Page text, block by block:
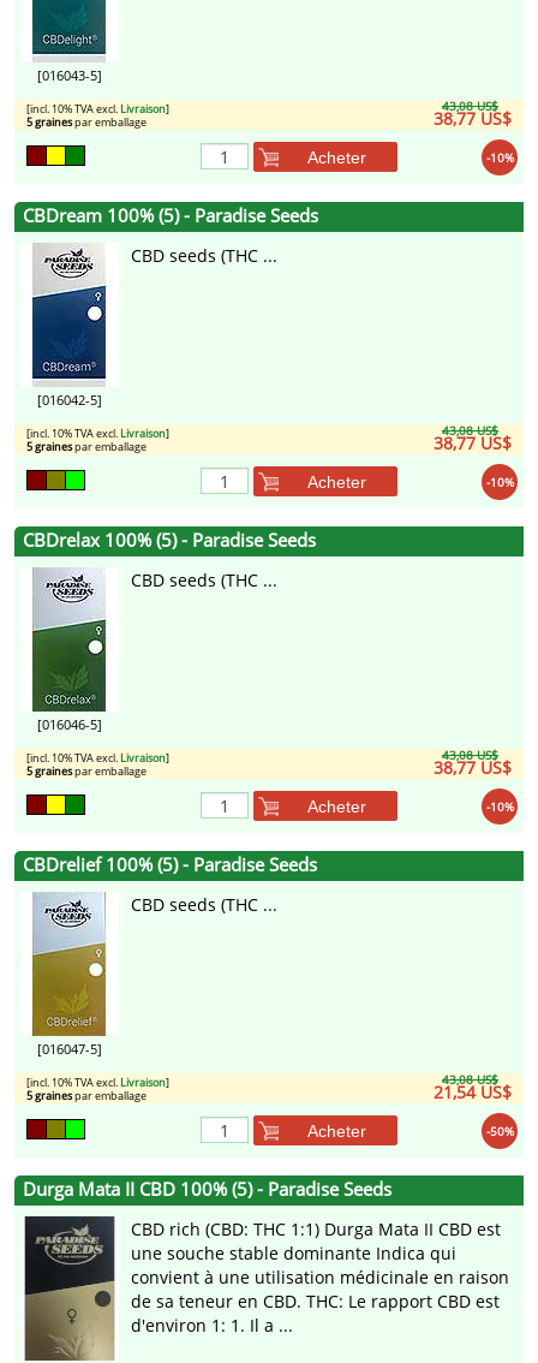
[016043-5]
43,08 US$
38,77 US$
[incl. 10% TVA excl. Livraison]
5 grainespar emballage
-10%
Acheter
CBDream 100% (5) - Paradise Seeds
[016042-5]
CBD seeds (THC ...
43,08 US$
38,77 US$
[incl. 10% TVA excl. Livraison]
5 grainespar emballage
-10%
Acheter
CBDrelax 100% (5) - Paradise Seeds
[016046-5]
CBD seeds (THC ...
43,08 US$
38,77 US$
[incl. 10% TVA excl. Livraison]
5 grainespar emballage
-10%
Acheter
CBDrelief 100% (5) - Paradise Seeds
[016047-5]
CBD seeds (THC ...
43,08 US$
21,54 US$
[incl. 10% TVA excl. Livraison]
5 grainespar emballage
-50%
Acheter
Durga Mata II CBD 100% (5) - Paradise Seeds
CBD rich (CBD: THC 1:1) Durga Mata II CBD est
une souche stable dominante Indica qui
convient à une utilisation médicinale en raison
de sa teneur en CBD. THC: Le rapport CBD est
d'environ 1: 1. Il a ...